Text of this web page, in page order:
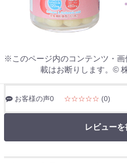
※このページ内のコンテンツ・
載はお断りします。©
お客様の声0 ☆☆☆☆☆ (0)
レビューを